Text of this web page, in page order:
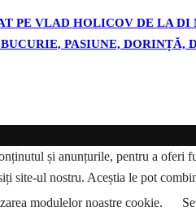
PE VLAD HOLICOV DE LA
PASIUNE, DORINȚĂ,
și anunțurile, pentru a oferi
site-ul nostru. Aceștia le pot
modulelor noastre cookie.